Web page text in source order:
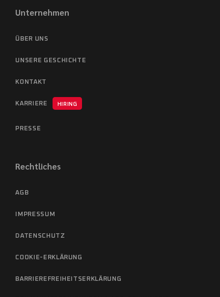
Unternehmen
ÜBER UNS
UNSERE GESCHICHTE
KONTAKT
KARRIERE HIRING
PRESSE
Rechtliches
AGB
IMPRESSUM
DATENSCHUTZ
COOKIE-ERKLÄRUNG
BARRIEREFREIHEITSERKLÄRUNG